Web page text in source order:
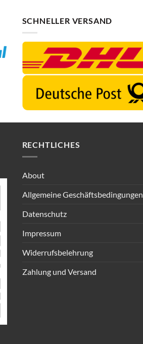
SCHNELLER VERSAND
RECHTLICHES
About
Allgemeine Geschäftsbedingungen
Datenschutz
Impressum
Widerrufsbelehrung
Zahlung und Versand